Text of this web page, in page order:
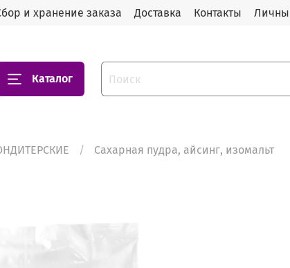
и хранение заказа Доставка Контакты
Каталог
Сахарная пудра, айсинг, изомальт